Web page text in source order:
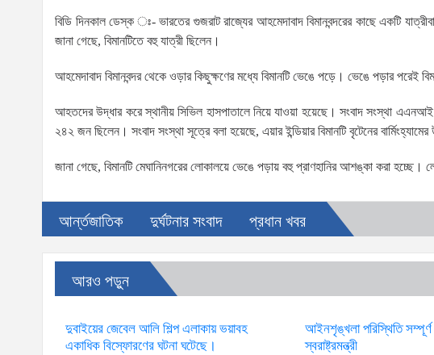
বিডি দিনকাল ডেস্ক ঃ- ভারতের গুজরাট রাজ্যের আহমেদাবাদ বিমানবন্দরের কাছে একটি
জানা গেছে, বিমানটিতে বহু যাত্রী ছিলেন।
আহমেদাবাদ বিমানবন্দর থেকে ওড়ার কিছুক্ষণের মধ্যে বিমানটি ভেঙে পড়ে। ভেঙে পড়ার
আহতদের উদ্ধার করে স্থানীয় সিভিল হাসপাতালে নিয়ে যাওয়া হয়েছে। সংবাদ সংস্থা এএনআই
২৪২ জন ছিলেন। সংবাদ সংস্থা সূত্রে বলা হয়েছে, এয়ার ইন্ডিয়ার বিমানটি বৃটেনের
জানা গেছে, বিমানটি মেঘানিনগরের লোকালয়ে ভেঙে পড়ায় বহু প্রাণহানির আশঙ্কা করা
আর্ন্তজাতিক দুর্ঘটনার সংবাদ প্রধান খবর
আরও পড়ুন
দুবাইয়ের জেবেল আলি শিল্প এলাকায় ভয়াবহ
একাধিক বিস্ফোরণের ঘটনা ঘটেছে।
আইনশৃঙ্খলা পরিস্থিতি সম্পূর্ণ
স্বরাষ্ট্রমন্ত্রী